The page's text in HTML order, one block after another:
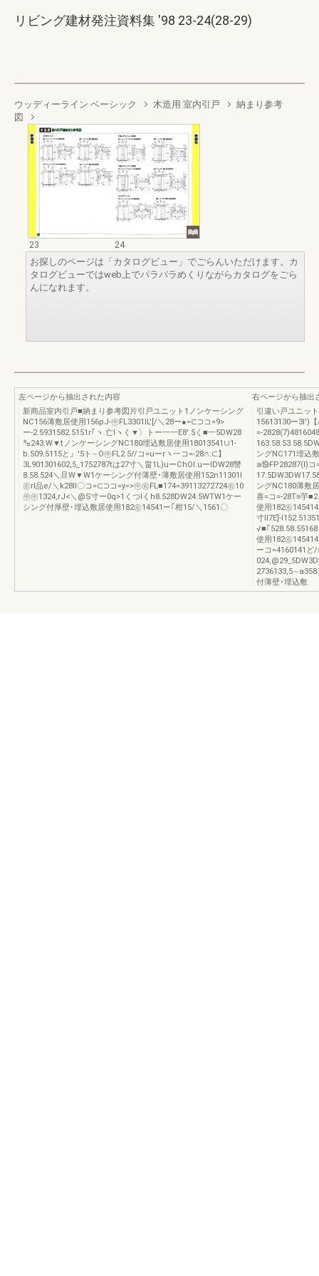
リビング建材発注資料集 '98 23-24(28-29)
ウッディーライン ベーシック 木造用 室内引戸
納まり参考
図
23
24
お探しのページは「カタログビュー」でごらんいただけます。カ
タログビューではweb上でパラパラめくりながらカタログをごら
んになれます。
左ページから抽出された内容
新商品室内引戸■納まり参考図片引戸ユニット1ノンケーシング
NC156薄敷居使用156pJ-㊥FL3301lL'[/＼28ー●=⊂⊃コ=9>
ー-2.5931582.5151r｢ヽ.亡Iヽく▼〉トー一一E8'.5く■一5DW28
㌔243.W▼tノンケーシングNC180埋込敷居使用18013541∪1-
b.509.5115と』'5ト∼O㊥FL2.5//コ=uーrヽ一コ=-28∩:⊂】
3L901301602,5_1752787tは27寸＼畠1L)uーChOl.uーIDW28讐
8.58.524＼旦W▼W1ケーシング付薄壁･薄敷居使用152n11301l
㊨rl品e/＼k28ll〇コ=⊂⊃コ=y=>㊥㊨FL■174=39113272724㊨10
㊥㊥1324,rJ<＼@S寸ー0q>1くつlくh8.528DW24.5WTW1ケー
シング付厚壁･埋込敷居使用182㊨14541ー｢柑15/＼1561〇
右ページから抽出
引違い戸ユニッ
15613130ー3l′)
=-
ングNC171埋込
a⑲FP28287(Ⅰ)
ングNC180薄敷
喜=コ=-28T≡芋
使用182㊨
寸Il7E]-
√■｢
使用182㊨
ーコ=4160141ど
付薄壁･埋込敷